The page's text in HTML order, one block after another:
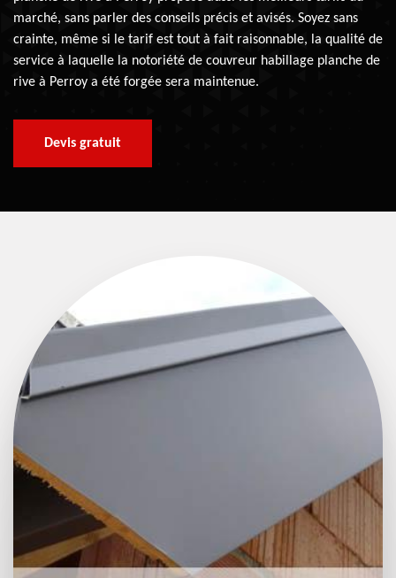
marché, sans parler des conseils précis et avisés. Soyez sans
crainte, même si le tarif est tout à fait raisonnable, la qualité de
service à laquelle la notoriété de couvreur habillage planche de
rive à Perroy a été forgée sera maintenue.
Devis gratuit